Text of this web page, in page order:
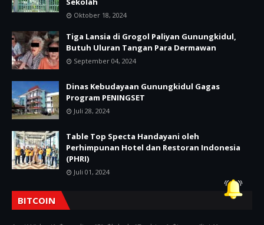
Oktober 18, 2024
Tiga Lansia di Grogol Paliyan Gunungkidul,
Butuh Uluran Tangan Para Dermawan
September 04, 2024
Dinas Kebudayaan Gunungkidul Gagas
Program PENINGSET
Juli 28, 2024
Table Top Specta Handayani oleh
Perhimpunan Hotel dan Restoran Indonesia
(PHRI)
Juli 01, 2024
BITCOIN